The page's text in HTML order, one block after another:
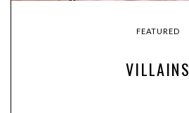
FEATURED
VILLAINS